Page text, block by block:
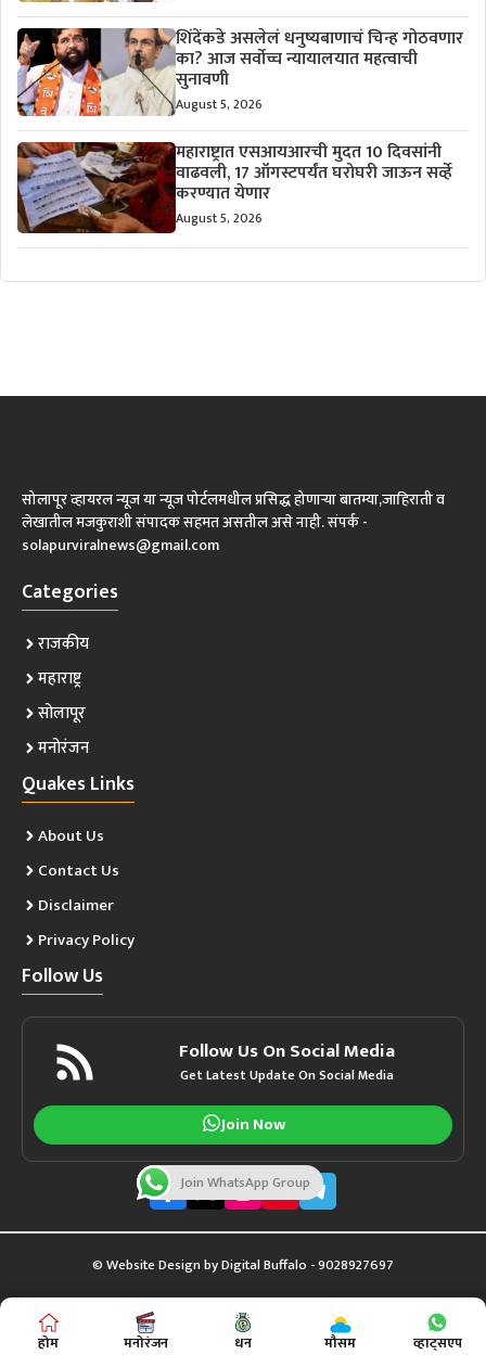
शिंदेंकडे असलेलं धनुष्यबाणाचं चिन्ह गोठवणार
का? आज सर्वोच्च न्यायालयात महत्वाची
सुनावणी
August 5, 2026
महाराष्ट्रात एसआयआरची मुदत 10 दिवसांनी
वाढवली, 17 ऑगस्टपर्यंत घरोघरी जाऊन सर्व्हे
करण्यात येणार
August 5, 2026
सोलापूर व्हायरल न्यूज या न्यूज पोर्टलमधील प्रसिद्ध होणाऱ्या बातम्या,जाहिराती व
लेखातील मजकुराशी संपादक सहमत असतील असे नाही. संपर्क -
solapurviralnews@gmail.com
Categories
राजकीय
महाराष्ट्र
सोलापूर
मनोरंजन
Quakes Links
About Us
Contact Us
Disclaimer
Privacy Policy
Follow Us
Follow Us On Social Media
Get Latest Update On Social Media
Join Now
© Website Design byDigital Buffalo - 9028927697
होम मनोरंजन धन मौसम व्हाट्सएप
Join WhatsApp Group